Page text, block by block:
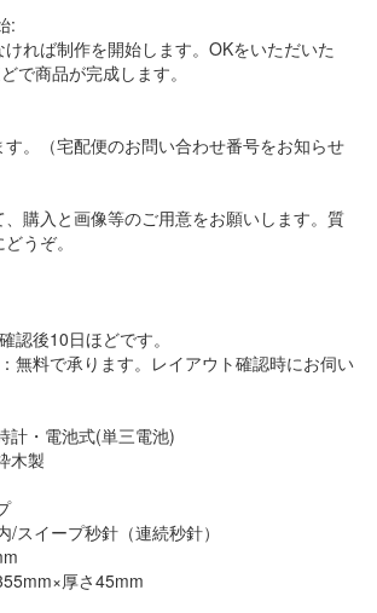
:
れば制作を開始します。OKをいただいた
で商品が完成します。
。（宅配便のお問い合わせ番号をお知らせ
購入と画像等のご用意をお願いします。質
うぞ。
認後10日ほどです。
無料で承ります。レイアウト確認時にお伺い
計・電池式(単三電池)
木製
スイープ秒針（連続秒針）
厚さ45mm